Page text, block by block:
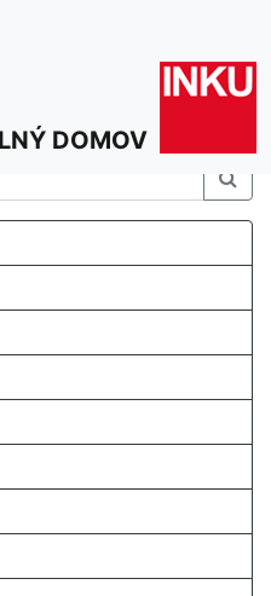
DOMOV